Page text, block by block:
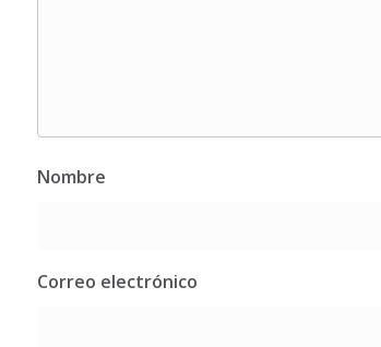
Nombre
Correo electrónico